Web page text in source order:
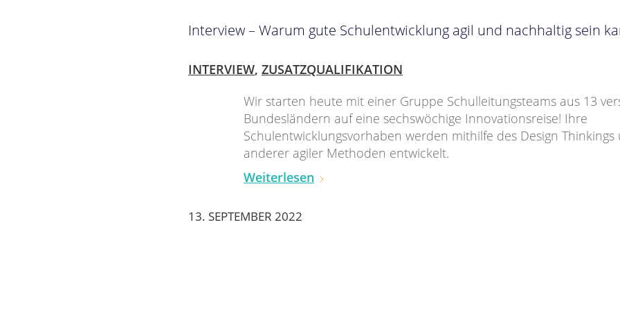
Interview – Warum gute Schulentwicklung agil und nachhaltig sein
INTERVIEW, ZUSATZQUALIFIKATION
Wir starten heute mit einer Gruppe Schulleitungsteams aus 13
Bundesländern auf eine sechswöchige Innovationsreise! Ihre
Schulentwicklungsvorhaben werden mithilfe des Design Thinkings
anderer agiler Methoden entwickelt.
Weiterlesen
13. SEPTEMBER 2022